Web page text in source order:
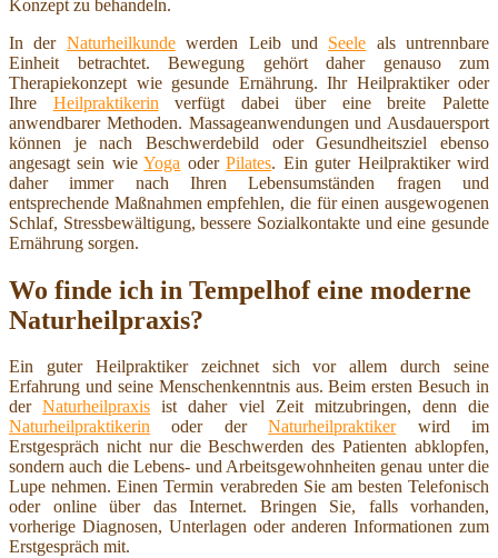
Konzept zu behandeln.
In der Naturheilkundewerden Leib und Seele als untrennbare
Einheit betrachtet. Bewegung gehört daher genauso zum
Therapiekonzept wie gesunde Ernährung. Ihr Heilpraktiker oder
Ihre Heilpraktikerin verfügt dabei über eine breite Palette
anwendbarer Methoden. Massageanwendungen und Ausdauersport
können je nach Beschwerdebild oder Gesundheitsziel ebenso
angesagt sein wieYoga oderPilates. Ein guter Heilpraktiker wird
daher immer nach Ihren Lebensumständen fragen und
entsprechende Maßnahmen empfehlen, die für einen ausgewogenen
Schlaf, Stressbewältigung, bessere Sozialkontakte und eine gesunde
Ernährung sorgen.
Wo finde ich in Tempelhof eine moderne
Naturheilpraxis?
Ein guter Heilpraktiker zeichnet sich vor allem durch seine
Erfahrung und seine Menschenkenntnis aus. Beim ersten Besuch in
derNaturheilpraxis ist daher viel Zeit mitzubringen, denn die
Naturheilpraktikerin oder derNaturheilpraktikerwird im
Erstgespräch nicht nur die Beschwerden des Patienten abklopfen,
sondern auch die Lebens- und Arbeitsgewohnheiten genau unter die
Lupe nehmen. Einen Termin verabreden Sie am besten Telefonisch
oder online über das Internet. Bringen Sie, falls vorhanden,
vorherige Diagnosen, Unterlagen oder anderen Informationen zum
Erstgespräch mit.